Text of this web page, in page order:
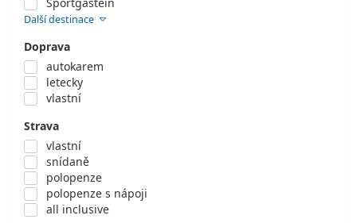
Další destinace
Doprava
autokarem
letecky
vlastní
Strava
vlastní
snídaně
polopenze
polopenze s nápoji
all inclusive